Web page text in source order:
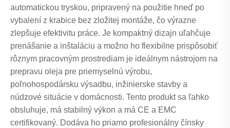
automatickou tryskou, pripravený na použitie hneď po
vybalení z krabice bez zložitej montáže, čo výrazne
zlepšuje efektivitu práce. Je kompaktný dizajn uľahčuje
prenášanie a inštaláciu a možno ho flexibilne prispôsobiť
rôznym pracovným prostrediam je ideálnym nástrojom na
prepravu oleja pre priemyselnú výrobu,
poľnohospodársku výsadbu, inžinierske stavby a
núdzové situácie v domácnosti. Tento produkt sa ľahko
obsluhuje, má stabilný výkon a má CE a EMC
certifikovaný. Dodáva ho priamo profesionálny čínsky